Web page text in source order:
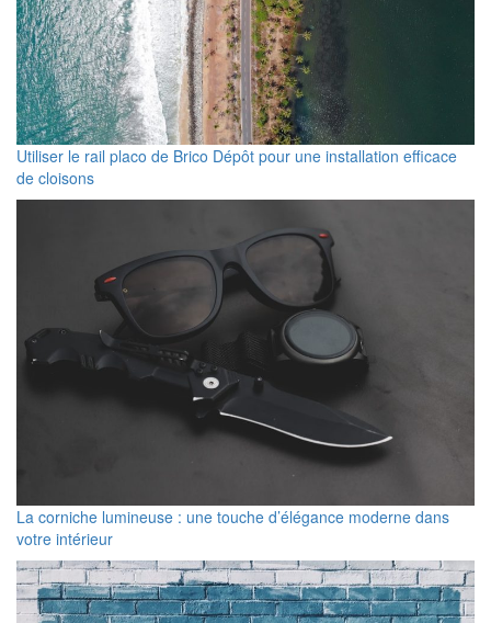
Utiliser le rail placo de Brico Dépôt pour une installation efficace
de cloisons
La corniche lumineuse : une touche d’élégance moderne dans
votre intérieur